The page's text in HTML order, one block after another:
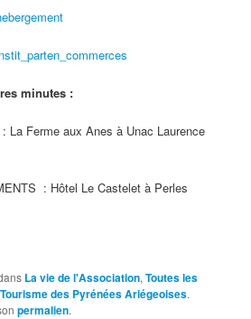
minutes :
La Ferme aux Anes à Unac Laurence
: Hôtel Le Castelet à Perles
La vie de l'Association,Toutes les
des Pyrénées Ariégeoises.
permalien.